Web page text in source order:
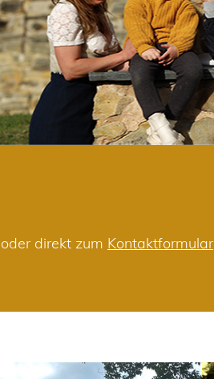
oder direkt zum Kontaktformular